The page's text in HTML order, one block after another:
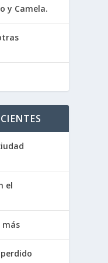
y Camela.
el
más